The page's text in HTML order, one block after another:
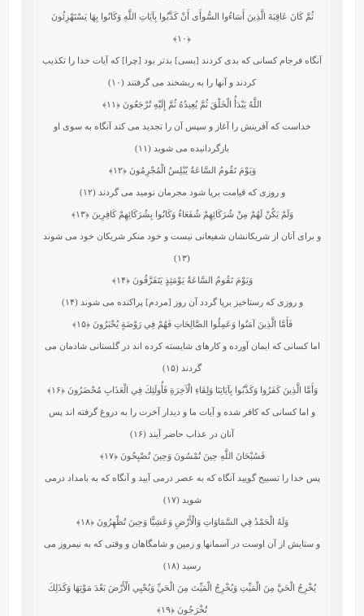
ثُمَّ كَانَ عَاقِبَةَ الَّذِينَ أَسَاءُوا السُّوأَى أَنْ كَذَّبُوا بِآيَاتِ اللَّهِ وَكَانُوا بِهَا يَسْتَهْزِئُونَ
﴿۱۰﴾
آنگاه فرجام كسانى كه بدى كردند [بسى] بدتر بود [چرا] كه آيات خدا را تكذيب
كردند و آنها را به ريشخند مى‏ گرفتند (۱۰)
اللَّهُ يَبْدَأُ الْخَلْقَ ثُمَّ يُعِيدُهُ ثُمَّ إِلَيْهِ تُرْجَعُونَ ﴿۱۱﴾
خداست كه آفرينش را آغاز و سپس آن را تجديد مى ‏كند آنگاه به سوى او
بازگردانيده مى ‏شويد (۱۱)
وَيَوْمَ تَقُومُ السَّاعَةُ يُبْلِسُ الْمُجْرِمُونَ﴿۱۲﴾
و روزى كه قيامت برپا شود مجرمان نوميد مى‏ گردند (۱۲)
وَلَمْ يَكُنْ لَهُمْ مِنْ شُرَكَائِهِمْ شُفَعَاءُ وَكَانُوا بِشُرَكَائِهِمْ كَافِرِينَ﴿۱۳﴾
و براى آنان از شريكانشان شفيعانى نيست و خود منكر شريكان خود مى ‏شوند
(۱۳)
وَيَوْمَ تَقُومُ السَّاعَةُ يَوْمَئِذٍ يَتَفَرَّقُونَ﴿۱۴﴾
و روزى كه رستاخيز برپا گردد آن روز [مردم] پراكنده مى ‏شوند (۱۴)
فَأَمَّا الَّذِينَ آمَنُوا وَعَمِلُوا الصَّالِحَاتِ فَهُمْ فِي رَوْضَةٍ يُحْبَرُونَ﴿۱۵﴾
اما كسانى كه ايمان آورده و كارهاى شايسته كرده‏ اند در گلستانى شادمان مى‏
گردند (۱۵)
وَأَمَّا الَّذِينَ كَفَرُوا وَكَذَّبُوا بِآيَاتِنَا وَلِقَاءِ الْآخِرَةِ فَأُولَئِكَ فِي الْعَذَابِ مُحْضَرُونَ﴿۱۶﴾
و اما كسانى كه كافر شده و آيات ما و ديدار آخرت را به دروغ گرفته‏ اند پس
آنان در عذاب حاضر آيند (۱۶)
فَسُبْحَانَ اللَّهِ حِينَ تُمْسُونَ وَحِينَ تُصْبِحُونَ﴿۱۷﴾
پس خدا را تسبيح گوييد آنگاه كه به عصر درمى ‏آييد و آنگاه كه به بامداد درمى
‏شويد (۱۷)
وَلَهُ الْحَمْدُ فِي السَّمَاوَاتِ وَالْأَرْضِ وَعَشِيًّا وَحِينَ تُظْهِرُونَ﴿۱۸﴾
و ستايش از آن اوست در آسمانها و زمين و شامگاهان و وقتى كه به نيمروز مى
‏رسيد (۱۸)
يُخْرِجُ الْحَيَّ مِنَ الْمَيِّتِ وَيُخْرِجُ الْمَيِّتَ مِنَ الْحَيِّ وَيُحْيِي الْأَرْضَ بَعْدَ مَوْتِهَا وَكَذَلِكَ
تُخْرَجُونَ ﴿۱۹﴾